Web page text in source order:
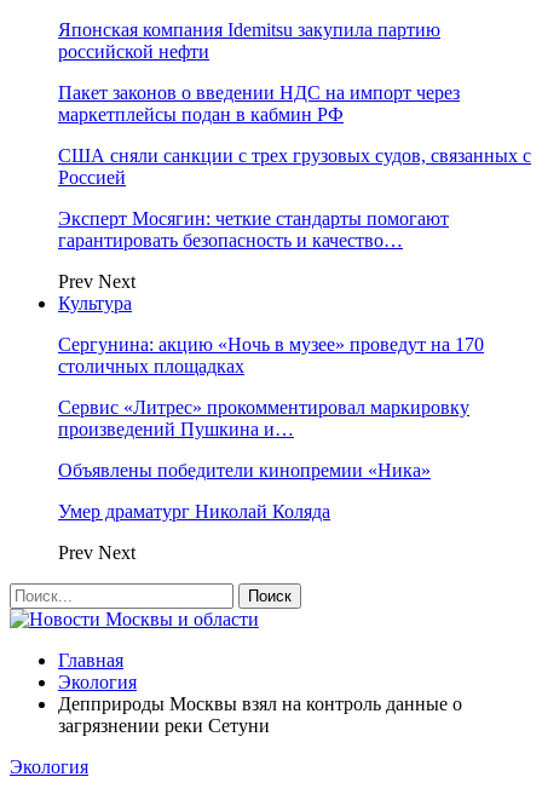
Японская компания Idemitsu закупила партию
российской нефти
Пакет законов о введении НДС на импорт через
маркетплейсы подан в кабмин РФ
США сняли санкции с трех грузовых судов, связанных с
Россией
Эксперт Мосягин: четкие стандарты помогают
гарантировать безопасность и качество…
Prev Next
Культура
Сергунина: акцию «Ночь в музее» проведут на 170
столичных площадках
Сервис «Литрес» прокомментировал маркировку
произведений Пушкина и…
Объявлены победители кинопремии «Ника»
Умер драматург Николай Коляда
Prev Next
Главная
Экология
Депприроды Москвы взял на контроль данные о
загрязнении реки Сетуни
Экология